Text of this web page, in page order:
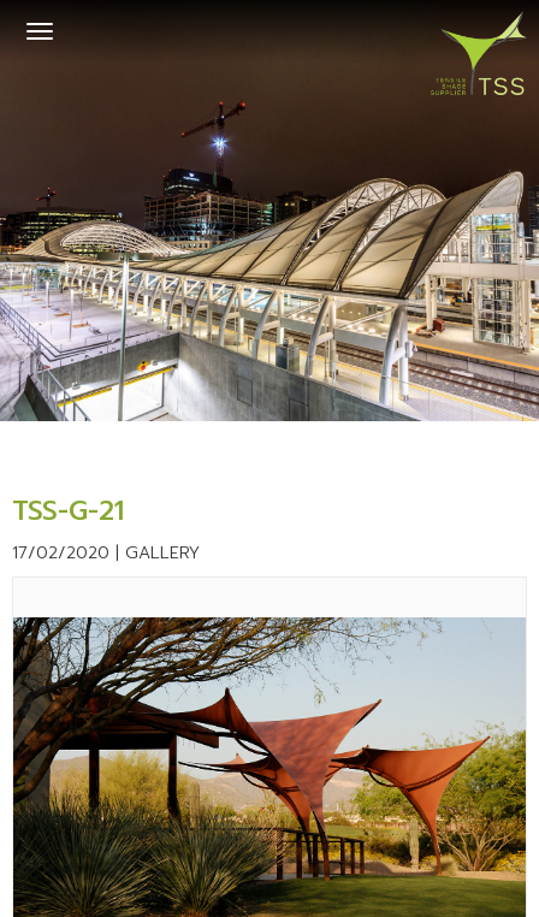
Toggle
TSS-G-21
17/02/2020 | GALLERY